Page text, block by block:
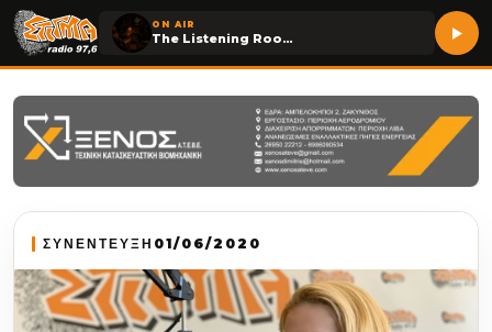
ON AIR
The Listening Room
ΣΥΝΕΝΤΕΥΞΗ 01/06/2020